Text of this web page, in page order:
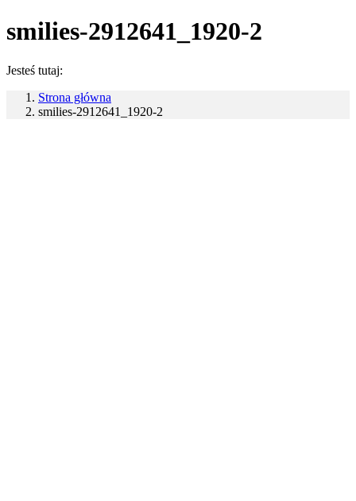
smilies-2912641_1920-2
Jesteś tutaj:
Strona główna
smilies-2912641_1920-2